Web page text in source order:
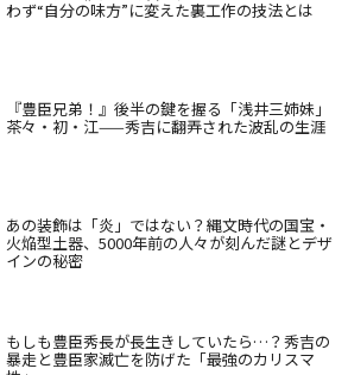
わず“自分の味方”に変えた裏工作の技法とは
『豊臣兄弟！』後半の鍵を握る「浅井三姉妹」
茶々・初・江——秀吉に翻弄された波乱の生涯
あの装飾は「炎」ではない？縄文時代の国宝・
火焔型土器、5000年前の人々が刻んだ謎とデザ
インの秘密
もしも豊臣秀長が長生きしていたら…？秀吉の
暴走と豊臣家滅亡を防げた「最強のカリスマ